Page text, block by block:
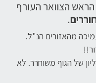
הצוואר העורף
.
מהאזורים הנ"ל.
של הגוף משוחרר. לא